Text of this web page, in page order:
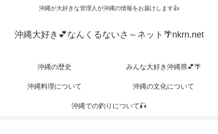
沖縄が大好きな管理人が沖縄の情報をお届けします👍
沖縄大好き💕なんくるないさ～ネット🌴nkrn.net
沖縄の歴史 みんな大好き沖縄県💕🌴
沖縄料理について 沖縄の文化について
沖縄での釣りについて🎣